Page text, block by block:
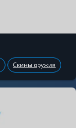
Скины оружия